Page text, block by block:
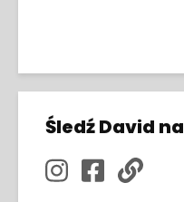
Śledź David na